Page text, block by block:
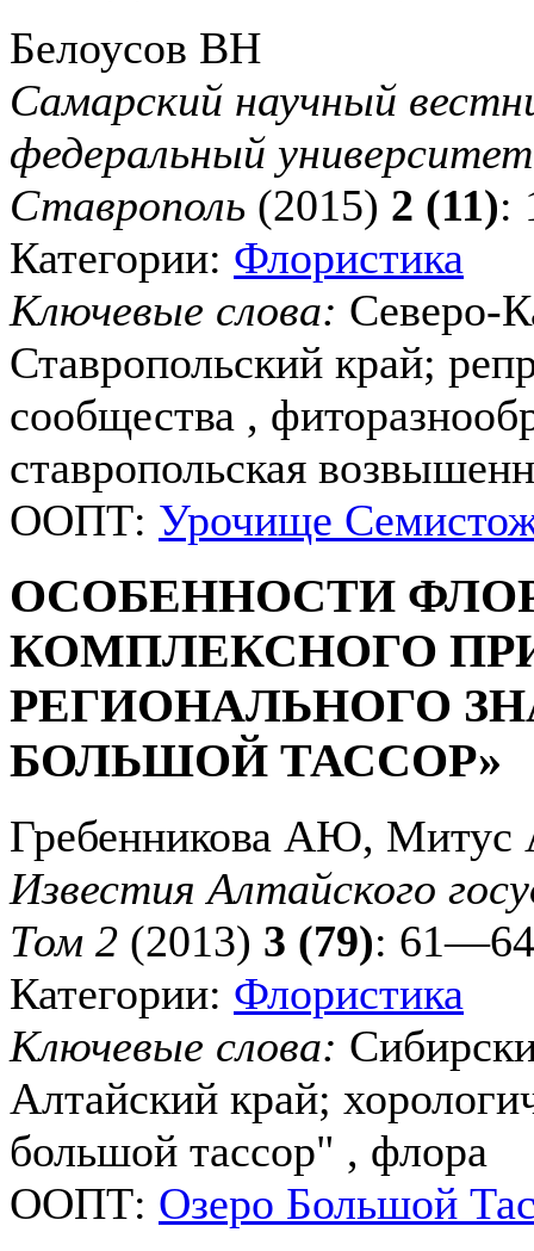
Белоусов ВН
Самарский научный
федеральный
Ставрополь (2015) 2 (11):
Категории: Флористика
Ключевые слова: Северо-
Ставропольский край;
сообщества ,
ставропольская
ООПТ: Урочище
ОСОБЕННОСТИ
КОМПЛЕКСНОГО
РЕГИОНАЛЬНОГО
БОЛЬШОЙ ТАССОР»
Гребенникова АЮ,
Известия Алтайского
Том 2 (2013) 3 (79): 61—64
Категории: Флористика
Ключевые слова:
Алтайский край;
большой тассор" , флора
ООПТ: Озеро Большой